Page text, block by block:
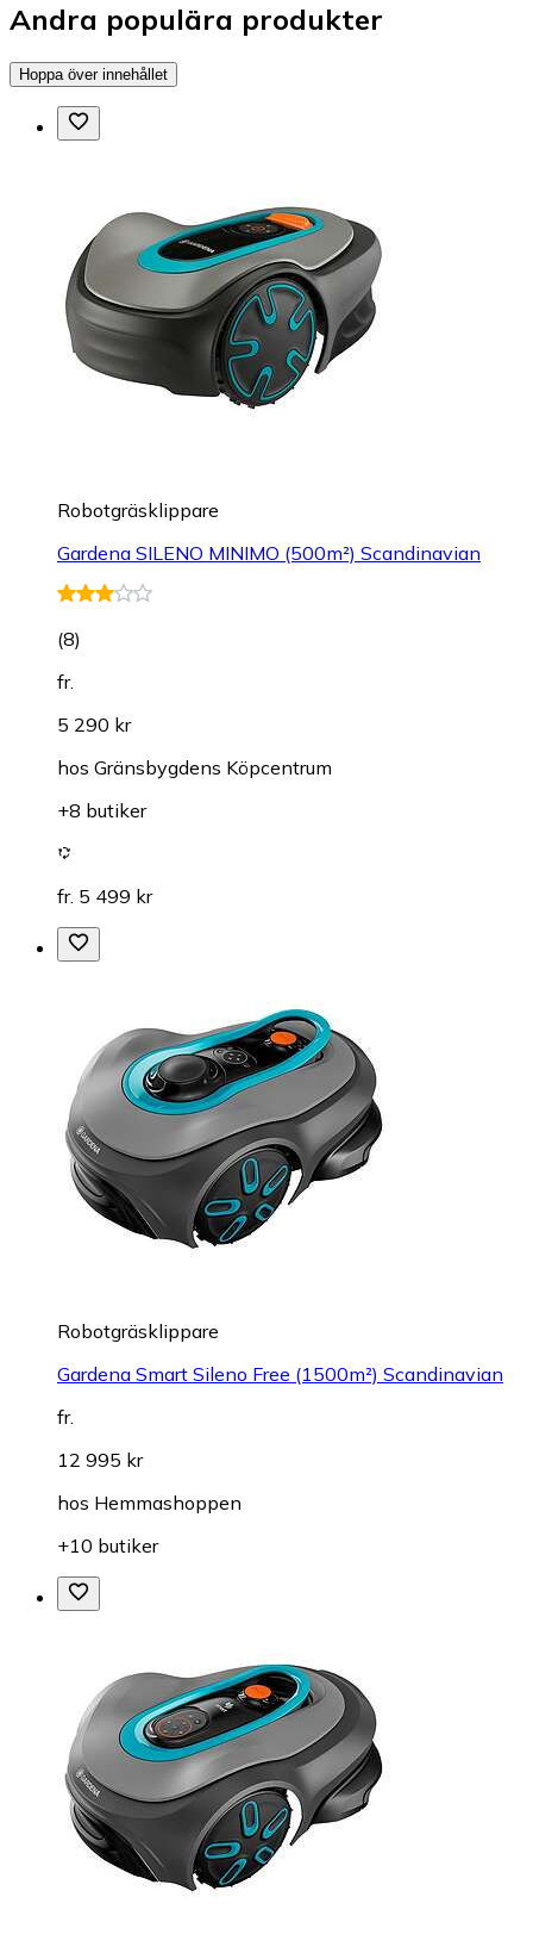
Andra populära produkter
Hoppa över innehållet
Robotgräsklippare
Gardena SILENO MINIMO (500m²) Scandinavian
(8)
fr.
5 290 kr
hos Gränsbygdens Köpcentrum
+8 butiker
fr. 5 499 kr
Robotgräsklippare
Gardena Smart Sileno Free (1500m²) Scandinavian
fr.
12 995 kr
hos Hemmashoppen
+10 butiker